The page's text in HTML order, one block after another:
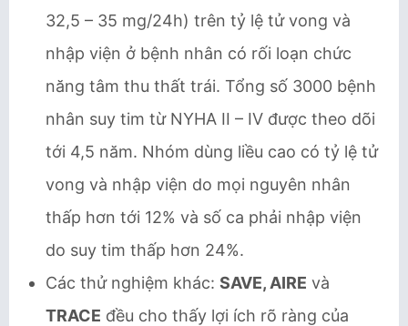
32,5 – 35 mg/24h) trên tỷ lệ tử vong và
nhập viện ở bệnh nhân có rối loạn chức
năng tâm thu thất trái. Tổng số 3000 bệnh
nhân suy tim từ NYHA II – IV được theo dõi
tới 4,5 năm. Nhóm dùng liều cao có tỷ lệ tử
vong và nhập viện do mọi nguyên nhân
thấp hơn tới 12% và số ca phải nhập viện
do suy tim thấp hơn 24%.
Các thử nghiệm khác: SAVE, AIRE và
TRACE đều cho thấy lợi ích rõ ràng của